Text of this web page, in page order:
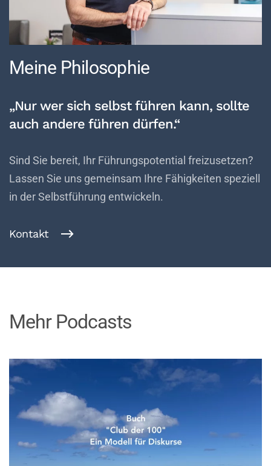
Meine Philosophie
„Nur wer sich selbst führen kann, sollte
auch andere führen dürfen.“
Sind Sie bereit, Ihr Führungspotential freizusetzen?
Lassen Sie uns gemeinsam Ihre Fähigkeiten speziell
in der Selbstführung entwickeln.
Kontakt
Mehr Podcasts